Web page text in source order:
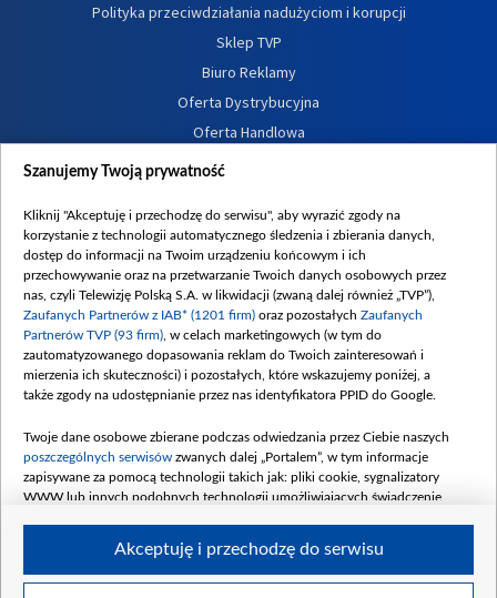
Polityka przeciwdziałania nadużyciom i korupcji
Sklep TVP
Biuro Reklamy
Oferta Dystrybucyjna
Oferta Handlowa
Dostępność
Procedura zgłoszeń wewnętrznych
Szanujemy Twoją prywatność
Kliknij "Akceptuję i przechodzę do serwisu", aby wyrazić zgody na
korzystanie z technologii automatycznego śledzenia i zbierania danych,
dostęp do informacji na Twoim urządzeniu końcowym i ich
przechowywanie oraz na przetwarzanie Twoich danych osobowych przez
nas, czyli Telewizję Polską S.A. w likwidacji (zwaną dalej również „TVP”),
Zaufanych Partnerów z IAB* (1201 firm) oraz pozostałych Zaufanych
Partnerów TVP (93 firm) , w celach marketingowych (w tym do
zautomatyzowanego dopasowania reklam do Twoich zainteresowań i
mierzenia ich skuteczności) i pozostałych, które wskazujemy poniżej, a
także zgody na udostępnianie przez nas identyfikatora PPID do Google.
Twoje dane osobowe zbierane podczas odwiedzania przez Ciebie naszych
poszczególnych serwisów zwanych dalej „Portalem”, w tym informacje
zapisywane za pomocą technologii takich jak: pliki cookie, sygnalizatory
WWW lub innych podobnych technologii umożliwiających świadczenie
Akceptuję i przechodzę do serwisu